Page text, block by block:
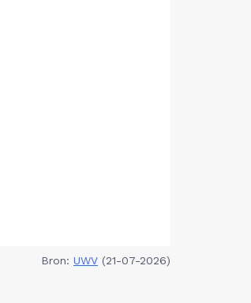
Bron: UWV (21-07-2026)